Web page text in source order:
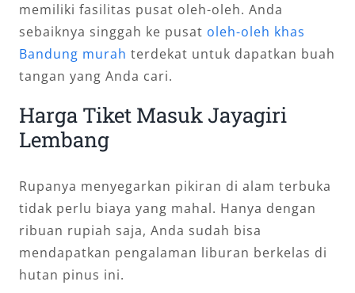
memiliki fasilitas pusat oleh-oleh. Anda
sebaiknya singgah ke pusat oleh-oleh khas
Bandung murah terdekat untuk dapatkan buah
tangan yang Anda cari.
Harga Tiket Masuk Jayagiri
Lembang
Rupanya menyegarkan pikiran di alam terbuka
tidak perlu biaya yang mahal. Hanya dengan
ribuan rupiah saja, Anda sudah bisa
mendapatkan pengalaman liburan berkelas di
hutan pinus ini.